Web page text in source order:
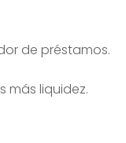
de préstamos.
más liquidez.